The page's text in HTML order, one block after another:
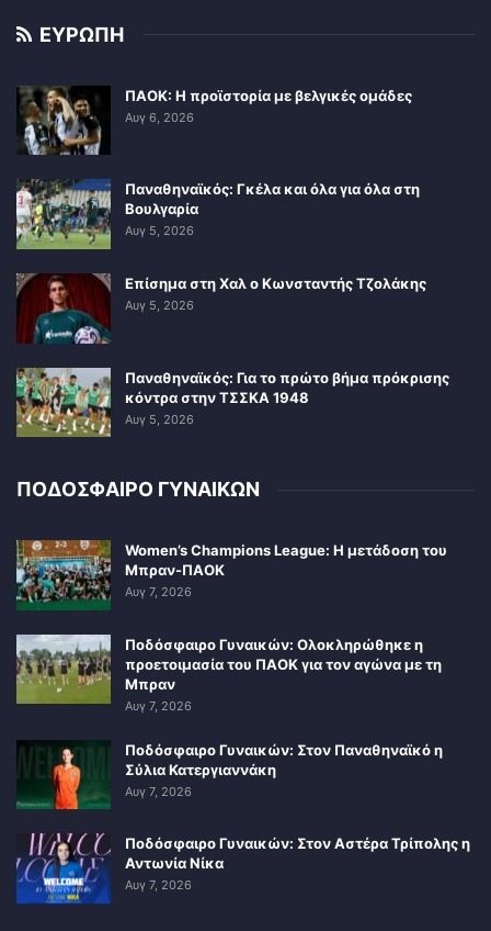
ΕΥΡΩΠΗ
ΠΑΟΚ: Η προϊστορία με βελγικές ομάδες
Αυγ 6, 2026
Παναθηναϊκός: Γκέλα και όλα για όλα στη
Βουλγαρία
Αυγ 5, 2026
Επίσημα στη Χαλ ο Κωνσταντής Τζολάκης
Αυγ 5, 2026
Παναθηναϊκός: Για το πρώτο βήμα πρόκρισης
κόντρα στην ΤΣΣΚΑ 1948
Αυγ 5, 2026
ΠΟΔΟΣΦΑΙΡΟ ΓΥΝΑΙΚΩΝ
Women’s Champions League: Η μετάδοση του
Μπραν-ΠΑΟΚ
Αυγ 7, 2026
Ποδόσφαιρο Γυναικών: Ολοκληρώθηκε η
προετοιμασία του ΠΑΟΚ για τον αγώνα με τη
Μπραν
Αυγ 7, 2026
Ποδόσφαιρο Γυναικών: Στον Παναθηναϊκό η
Σύλια Κατεργιαννάκη
Αυγ 7, 2026
Ποδόσφαιρο Γυναικών: Στον Αστέρα Τρίπολης η
Αντωνία Νίκα
Αυγ 7, 2026